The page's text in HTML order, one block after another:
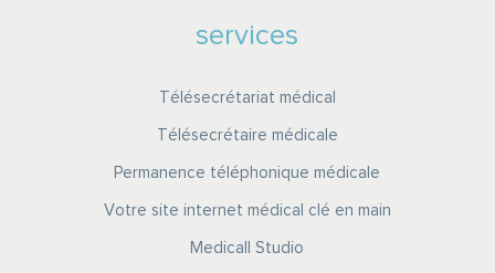
services
Télésecrétariat médical
Télésecrétaire médicale
Permanence téléphonique médicale
Votre site internet médical clé en main
Medicall Studio